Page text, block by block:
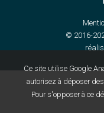
Ce site utilise Google
autorisez à déposer
Pour s'opposer à ce
© 2016-